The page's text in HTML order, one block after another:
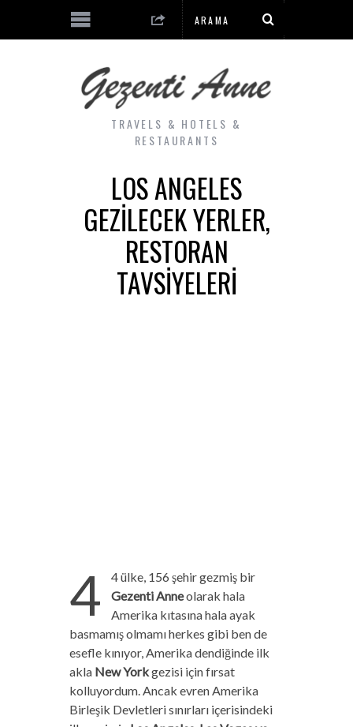
TRAVELS & HOTELS &
RESTAURANTS
LOS ANGELES
GEZILECEK YERLER,
RESTORAN
TAVSIYELERI
4
4 ülke, 156 şehir gezmiş bir
Gezenti Anneolarak hala
Amerika kıtasına hala ayak
basmamış olmamı herkes gibi ben de
esefle kınıyor, Amerika dendiğinde ilk
akla New Yorkgezisi için fırsat
kolluyordum. Ancak evren Amerika
Birleşik Devletleri sınırları içerisindeki